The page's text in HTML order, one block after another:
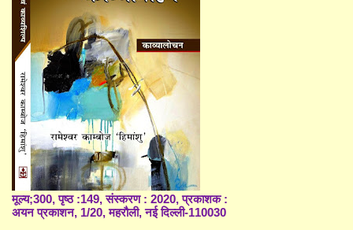
मूल्य;300, पृष्ठ :149, संस्करण : 2020, प्रकाशक :
अयन प्रकाशन, 1/20, महरौली, नई दिल्ली-110030